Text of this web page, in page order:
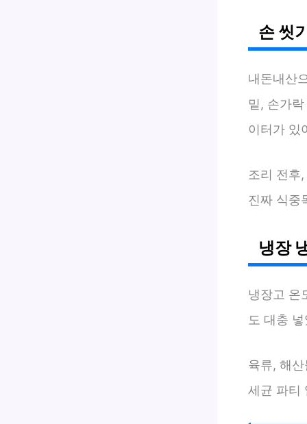
손 씻
내돈내산
밑, 손가
이터가 있
조리 전후
진짜 식중
냉장
냉장고 온
도 대충
육류, 해
세균 파티